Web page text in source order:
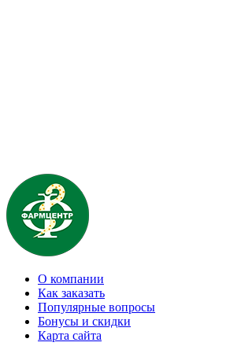
О компании
Как заказать
Популярные вопросы
Бонусы и скидки
Карта сайта